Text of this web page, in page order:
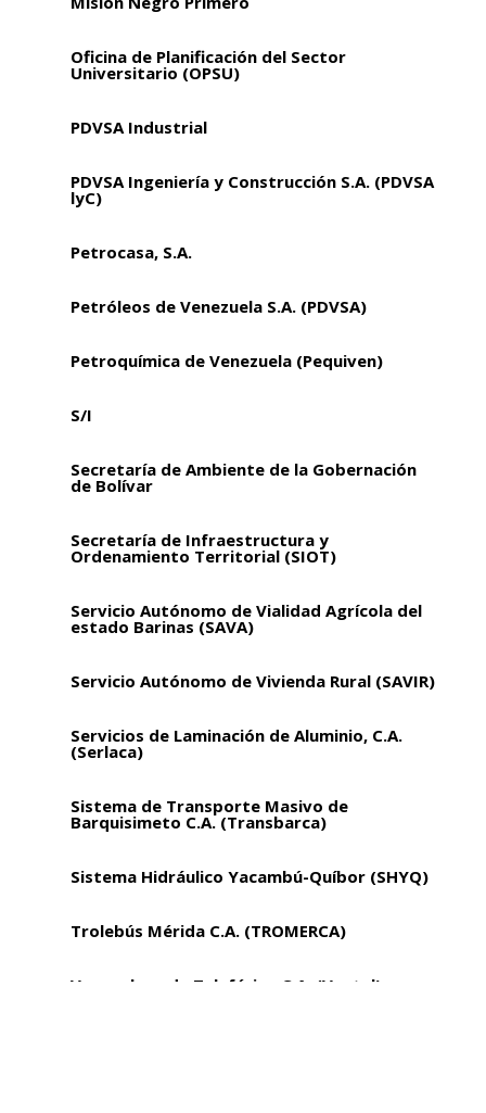
Oficina de Planificación del Sector
Universitario (OPSU)
PDVSA Industrial
PDVSA Ingeniería y Construcción S.A. (PDVSA
lyC)
Petrocasa, S.A.
Petróleos de Venezuela S.A. (PDVSA)
Petroquímica de Venezuela (Pequiven)
S/I
Secretaría de Ambiente de la Gobernación
de Bolívar
Secretaría de Infraestructura y
Ordenamiento Territorial (SIOT)
Servicio Autónomo de Vialidad Agrícola del
estado Barinas (SAVA)
Servicio Autónomo de Vivienda Rural (SAVIR)
Servicios de Laminación de Aluminio, C.A.
(Serlaca)
Sistema de Transporte Masivo de
Barquisimeto C.A. (Transbarca)
Sistema Hidráulico Yacambú-Quíbor (SHYQ)
Trolebús Mérida C.A. (TROMERCA)
Venezolana de Teleférico C.A. (Ventel)